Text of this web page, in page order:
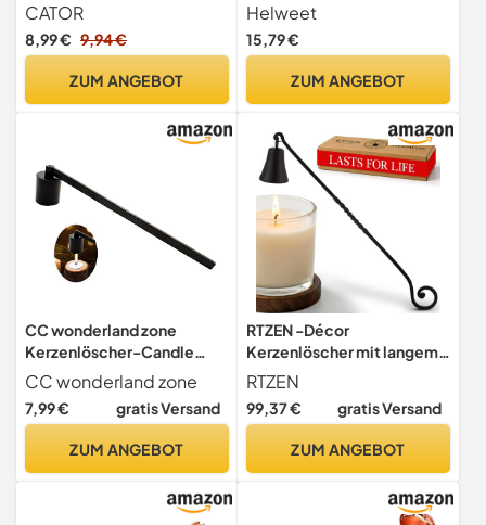
Dochtlöscher, Zubehör mit
langem Griff, Edelstahl,
Kerzenlöscher für die
CATOR
8,99 € 9,94 €
ZUM ANGEBOT
Abdeckung, Candle
Extinguisher,
Glockenförmiger Docht
zum Sicheren Löschen
Meisten Kerzen,
Kerzenzubehör für Party
Helweet
15,79 €
ZUM ANGEBOT
CC wonderland zone
Kerzenlöscher-Candle
Extinguisher–Dochtlöscher
- Zubehör mit langem Griff
Qualität Edelstahl Gefertigt
Snuffer,schwarz(Zylindrisc
CC wonderland zone
7,99 € gratis Versand
ZUM ANGEBOT
RTZEN -Décor
Kerzenlöscher mit langem
Griff, schwarzer
Schmiedeeiserner
Kerzenlöscher, einfach
Küche, Bad oder Spa,
authentisches einzigartiges
RTZEN
99,37 € gratis Versand
ZUM ANGEBOT